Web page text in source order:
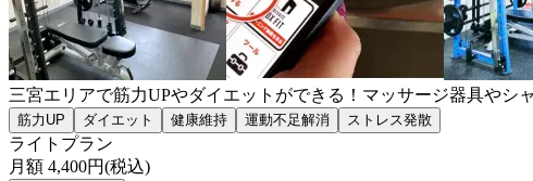
三宮エリアで筋力UPやダイエットができる！マッサージ器具やシ
筋力UP ダイエット 健康維持 運動不足解消 ストレス発散
ライトプラン
月額 4,400円(税込)